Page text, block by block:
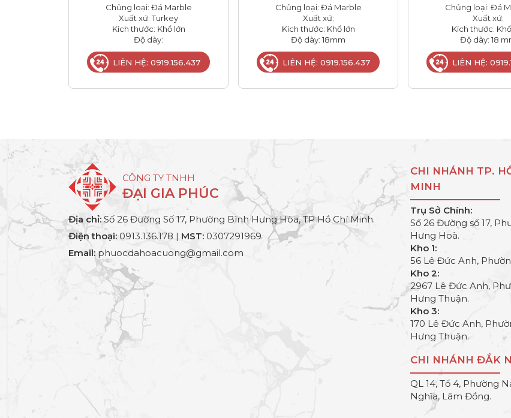
Chủng loại: Đá Marble
Xuất xứ: Turkey
Kích thước: Khổ lớn
Độ dày:
LIÊN HỆ: 0919.156.437
Chủng loại: Đá Marble
Xuất xứ:
Kích thước: Khổ lớn
Độ dày: 18mm
LIÊN HỆ: 0919.156.437
Chủng loại: Đá
Xuất xứ:
Kích thước:
Độ dày: 18
LIÊN HỆ:
CÔNG TY TNHH
ĐẠI GIA PHÚC
Địa chỉ: Số 26 Đường Số 17, Phường Bình Hưng Hòa, TP Hồ Chí Minh.
Điện thoại: 0913.136.178 | MST: 0307291969
Email: phuocdahoacuong@gmail.com
CHI NHÁNH TP.
MINH
Trụ Sở Chính:
Số 26 Đường số 17,
Hưng Hoà.
Kho 1:
56 Lê Đức Anh,
Kho 2:
2967 Lê Đức Anh,
Hưng Thuận.
Kho 3:
170 Lê Đức Anh,
Hưng Thuận.
CHI NHÁNH ĐẮK
QL 14, Tổ 4, Phường
Nghĩa, Lâm Đồng.